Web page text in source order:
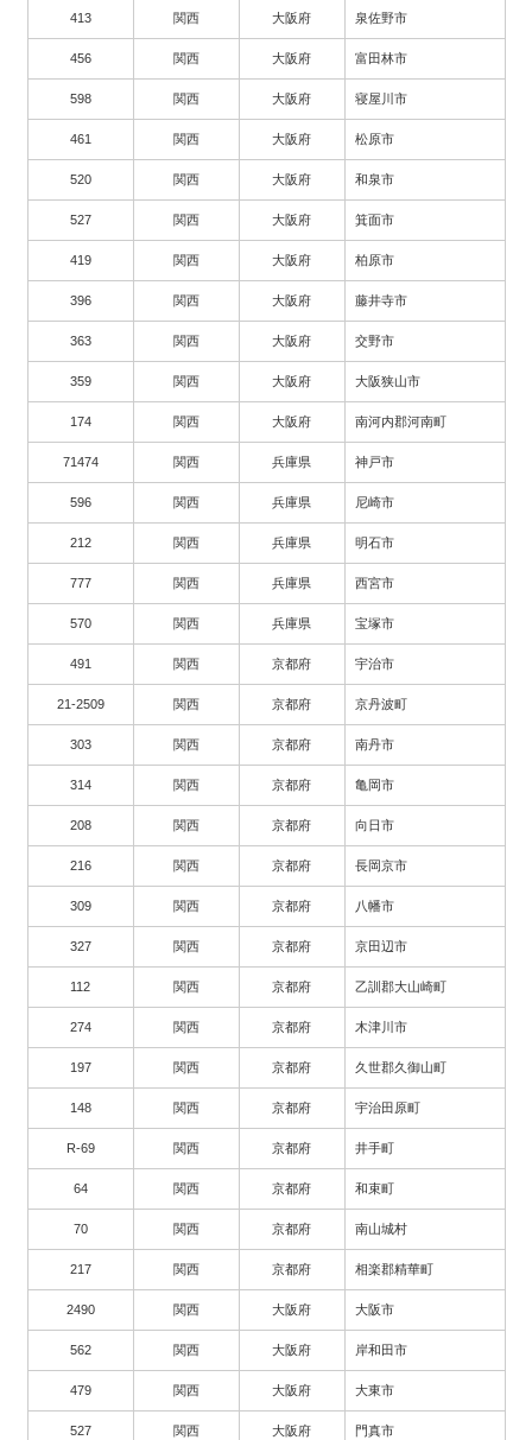
413 関西 大阪府 泉佐野市
456 関西 大阪府 富田林市
598 関西 大阪府 寝屋川市
461 関西 大阪府 松原市
520 関西 大阪府 和泉市
527 関西 大阪府 箕面市
419 関西 大阪府 柏原市
396 関西 大阪府 藤井寺市
363 関西 大阪府 交野市
359 関西 大阪府 大阪狭山市
174 関西 大阪府 南河内郡河南町
71474 関西 兵庫県 神戸市
596 関西 兵庫県 尼崎市
212 関西 兵庫県 明石市
777 関西 兵庫県 西宮市
570 関西 兵庫県 宝塚市
491 関西 京都府 宇治市
21-2509 関西 京都府 京丹波町
303 関西 京都府 南丹市
314 関西 京都府 亀岡市
208 関西 京都府 向日市
216 関西 京都府 長岡京市
309 関西 京都府 八幡市
327 関西 京都府 京田辺市
112 関西 京都府 乙訓郡大山崎町
274 関西 京都府 木津川市
197 関西 京都府 久世郡久御山町
148 関西 京都府 宇治田原町
R-69 関西 京都府 井手町
64 関西 京都府 和束町
70 関西 京都府 南山城村
217 関西 京都府 相楽郡精華町
2490 関西 大阪府 大阪市
562 関西 大阪府 岸和田市
479 関西 大阪府 大東市
527 関西 大阪府 門真市